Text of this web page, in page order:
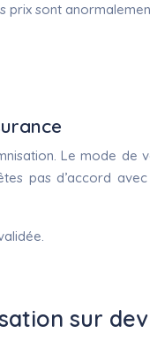
prix sont
Le mode
pas d’accord
sur